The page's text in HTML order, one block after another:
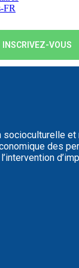
FR
INSCRIVEZ-VOUS
socioculturelle et
des